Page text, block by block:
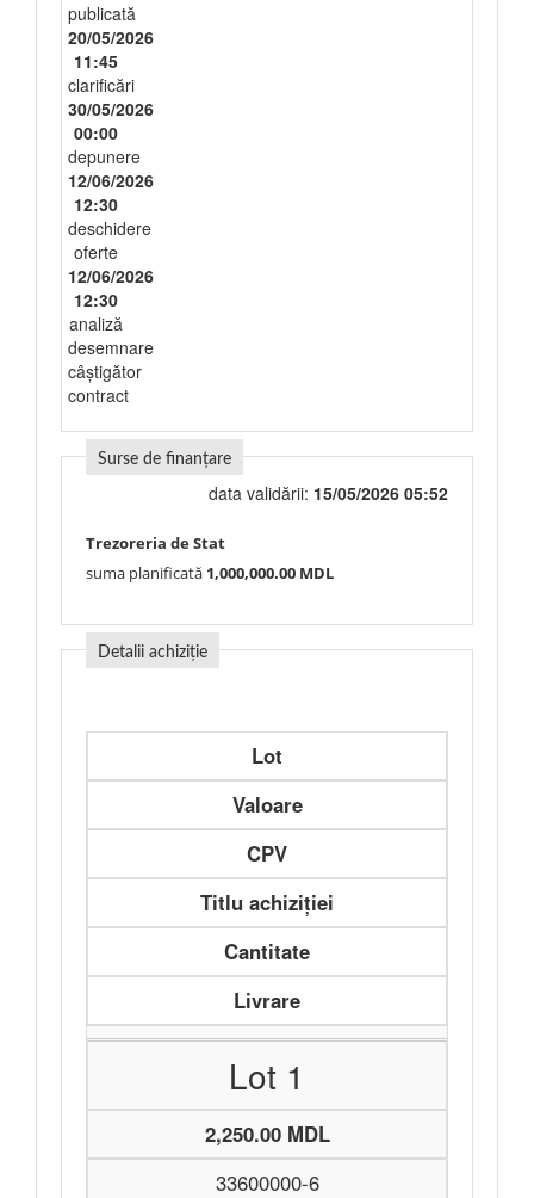
publicată
20/05/2026
11:45
clarificări
30/05/2026
00:00
depunere
12/06/2026
12:30
deschidere
oferte
12/06/2026
12:30
analiză
desemnare
câștigător
contract
Surse de finanțare
data validării: 15/05/2026 05:52
Trezoreria de Stat
suma planificată 1,000,000.00 MDL
Detalii achiziție
Lot
Valoare
CPV
Titlu achiziției
Cantitate
Livrare
Lot 1
2,250.00 MDL
33600000-6